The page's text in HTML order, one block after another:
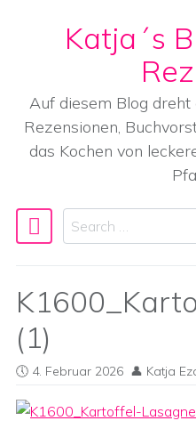
Skip to content
Katja´s
Auf diesem Blog dreht
Rezensionen,
das Kochen von
Main
Search
(1)
4. Februar 2026 Katja